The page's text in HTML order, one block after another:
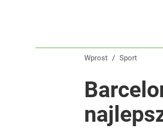
Nawrocki ma szansę na drugą
Tomasz Fornal zmobilizował
Wprost / Sport